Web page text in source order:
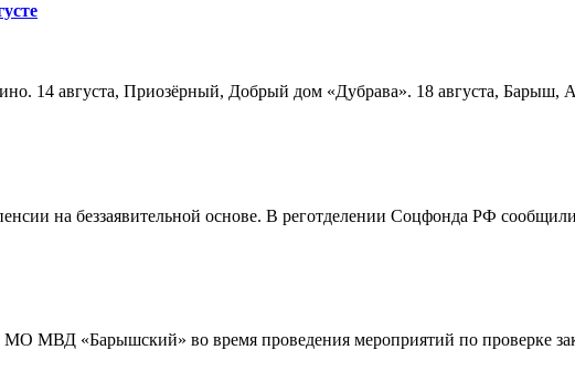
14 августа, Приозёрный, Добрый дом «Дубрава». 18 августа, Барыш,
на беззаявительной основе. В реготделении Соцфонда РФ
МВД «Барышский» во время проведения мероприятий по проверке